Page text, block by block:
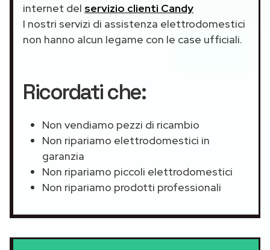
internet del servizio clienti Candy
I nostri servizi di assistenza elettrodomestici
non hanno alcun legame con le case ufficiali.
Ricordati che:
Non vendiamo pezzi di ricambio
Non ripariamo elettrodomestici in
garanzia
Non ripariamo piccoli elettrodomestici
Non ripariamo prodotti professionali